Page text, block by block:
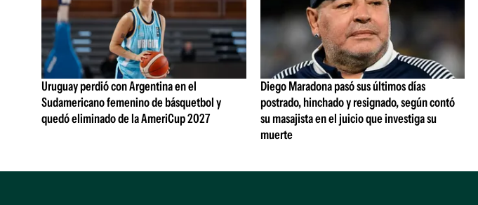
Uruguay perdió con Argentina en el
Sudamericano femenino de básquetbol y
quedó eliminado de la AmeriCup 2027
Diego Maradona pasó sus últimos días
postrado, hinchado y resignado, según contó
su masajista en el juicio que investiga su
muerte